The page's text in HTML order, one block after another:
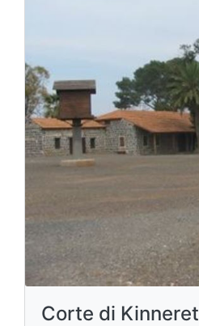
Corte di Kinneret